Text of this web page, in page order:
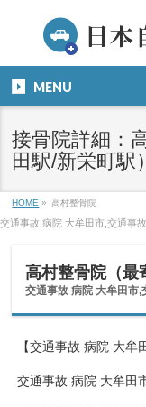
MENU
接骨院詳細：
田駅/新栄町駅）
HOME » 高村整骨院
交通事故 病院 大牟田市,交通事
高村整骨院（最
交通事故 病院 大牟田市
【交通事故 病院 大牟
交通事故 病院 大牟田